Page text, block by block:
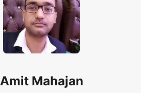
Amit Mahajan